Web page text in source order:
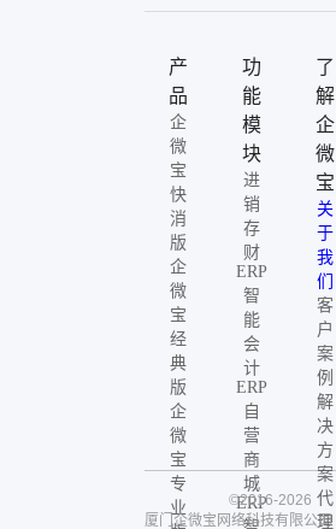
产
品
企
微
宝
快
消
版
企
微
宝
经
典
版
企
微
宝
专
业
功
能
模
块
进
销
存
财
ERP
智
能
会
计
ERP
自
营
商
城
ERP
了
解
企
微
宝
关
于
我
们
客
户
案
例
解
决
方
案
代
理
©2016-2026
厦门企微宝网络科技有限公司